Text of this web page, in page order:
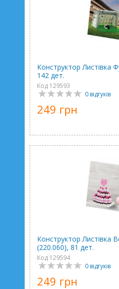
Конструктор Листівка
142 дет.
Код 129593
0 відгуків
249 грн
Конструктор Листівка
(220.060), 81 дет.
Код 129594
0 відгуків
249 грн